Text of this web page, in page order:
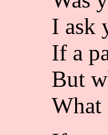
I ask
If a
But
What